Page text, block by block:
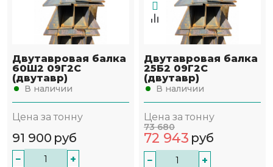
Двутавровая балка
60Ш2 09Г2С
(двутавр)
В наличии
Цена за тонну
91 900 руб
− +
Двутавровая балка
25Б2 09Г2С
(двутавр)
В наличии
Цена за тонну
73 680
72 943 руб
− +